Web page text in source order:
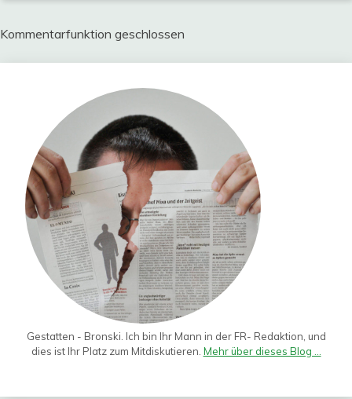
Kommentarfunktion geschlossen
Gestatten - Bronski. Ich bin Ihr Mann in der FR- Redaktion, und
dies ist Ihr Platz zum Mitdiskutieren. Mehr über dieses Blog ...